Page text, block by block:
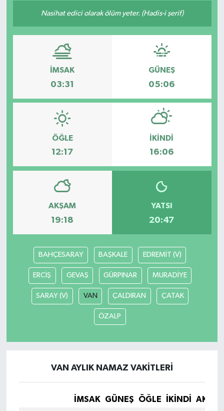
Nasihat edici olarak ölüm yeter. (Hadis-i şerif)
İMSAK
03:31
GÜNEŞ
05:06
ÖĞLE
12:17
İKINDI
16:06
AKŞAM
19:18
YATSI
20:47
BAHÇESARAY BAŞKALE EDREMİT (V)
ERCİŞ GEVAŞ GÜRPINAR MURADİYE
SARAY (V) VAN ÇALDIRAN ÇATAK
ÖZALP
VAN AYLIK NAMAZ VAKITLERI
İMSAK GÜNEŞ ÖĞLE İKINDI
Son Dakika
Teknoloji
Yaşam